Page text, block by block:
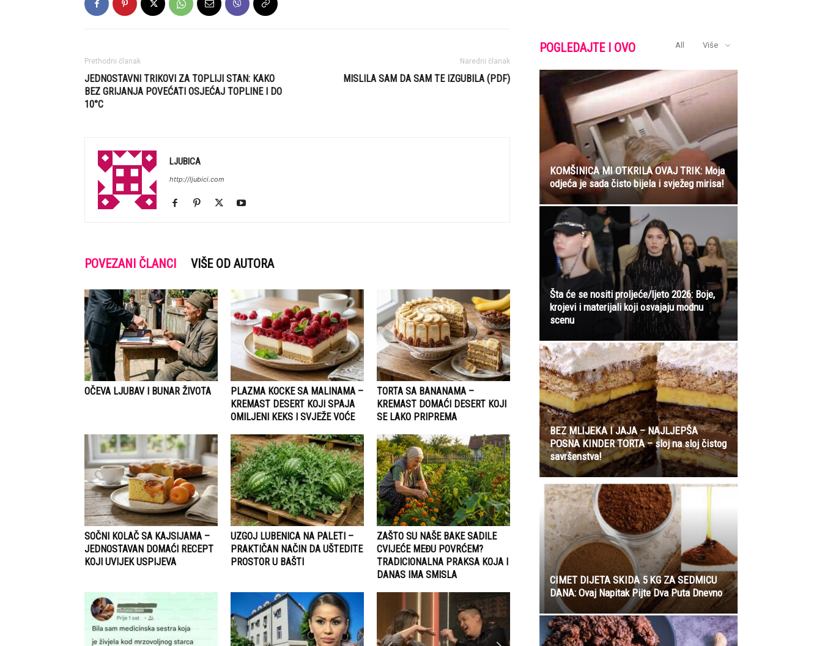
Prethodni članak
JEDNOSTAVNI TRIKOVI ZA TOPLIJI STAN: KAKO
BEZ GRIJANJA POVEĆATI OSJEĆAJ TOPLINE I DO
10°C
Naredni članak
MISLILA SAM DA SAM TE IZGUBILA (PDF)
LJUBICA
http://ljubici.com
POVEZANI ČLANCI VIŠE OD AUTORA
OČEVA LJUBAV I BUNAR ŽIVOTA
PLAZMA KOCKE SA MALINAMA –
KREMAST DESERT KOJI SPAJA
OMILJENI KEKS I SVJEŽE VOĆE
TORTA SA BANANAMA –
KREMAST DOMAĆI DESERT KOJI
SE LAKO PRIPREMA
SOČNI KOLAČ SA KAJSIJAMA –
JEDNOSTAVAN DOMAĆI RECEPT
KOJI UVIJEK USPIJEVA
UZGOJ LUBENICA NA PALETI –
PRAKTIČAN NAČIN DA UŠTEDITE
PROSTOR U BAŠTI
ZAŠTO SU NAŠE BAKE SADILE
CVIJEĆE MEĐU POVRĆEM?
TRADICIONALNA PRAKSA KOJA I
DANAS IMA SMISLA
POGLEDAJTE I OVO All Više
KOMŠINICA MI OTKRILA OVAJ TRIK: Moja
odjeća je sada čisto bijela i svježeg mirisa!
Šta će se nositi proljeće/ljeto 2026: Boje,
krojevi i materijali koji osvajaju modnu
scenu
BEZ MLIJEKA I JAJA – NAJLJEPŠA
POSNA KINDER TORTA – sloj na sloj čistog
savršenstva!
CIMET DIJETA SKIDA 5 KG ZA SEDMICU
DANA: Ovaj Napitak Pijte Dva Puta Dnevno